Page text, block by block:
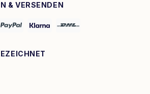
& VERSENDEN